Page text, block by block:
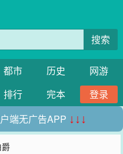
搜索
都市 历史
网游
排行 完本
登录
端无广告APP ↓↓↓